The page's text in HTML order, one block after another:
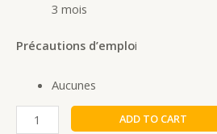
3 mois
Précautions d’emploi
Aucunes
ADD TO CART